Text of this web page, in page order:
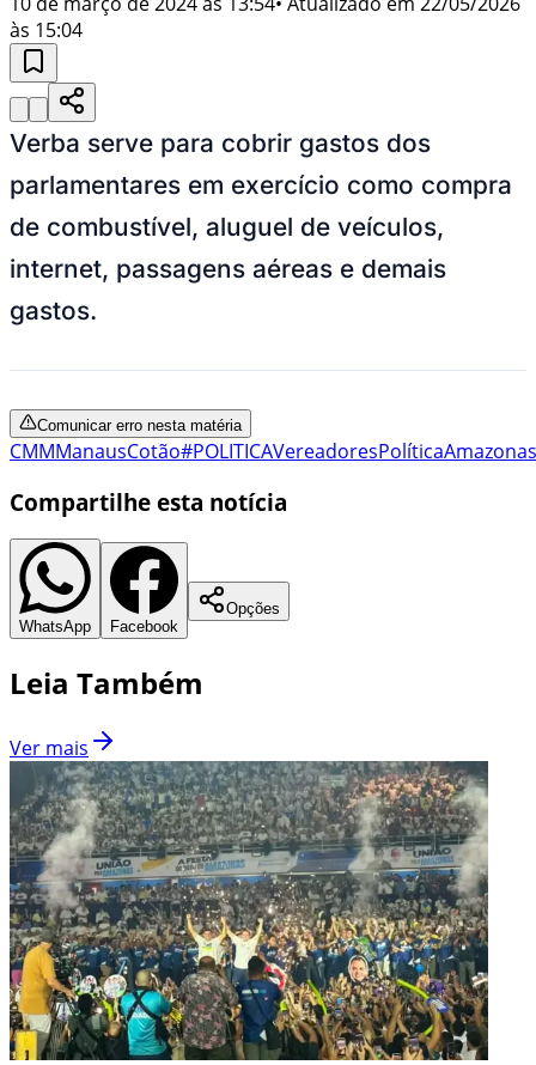
às 15:04
Verba serve para cobrir gastos dos
parlamentares em exercício como compra
de combustível, aluguel de veículos,
internet, passagens aéreas e demais
gastos.
Comunicar erro nesta matéria
CMMManausCotão#POLITICAVereadoresPolíticaAmazonas
Compartilhe esta notícia
WhatsApp Facebook
Opções
Leia Também
Ver mais